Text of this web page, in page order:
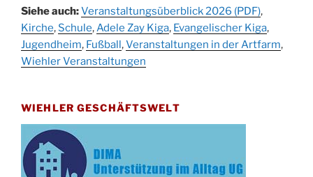
13.09.
Stadtteilhaus um 14:00 Uhr
19.09.
Schlagerabend im Stadtteilhaus
Drabenderhöhe
Kinderbibeltag im Ev. Gemeindehaus von 10-
12 Uhr
09.10.
Afterwork-Andacht um 18:00 Uhr in der
Kirche
Siehe auch:Veranstaltungsüberblick 2026 (PDF),
Kirche, Schule,Adele Zay Kiga, Evangelischer Kiga,
Jugendheim, Fußball ,Veranstaltungen in der Artfarm,
Wiehler Veranstaltungen
WIEHLER GESCHÄFTSWELT